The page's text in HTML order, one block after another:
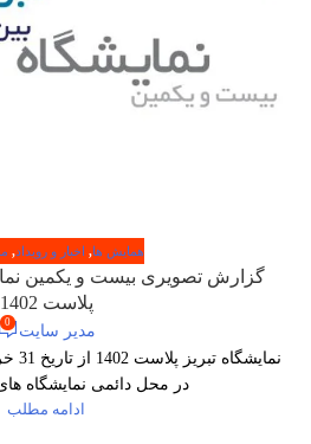
همایش ها, اخبار و رویداد,
گزارش تصویری بیست و یکمین
پلاست 1402
مدیر سایت 0
در محل دائمی نمایشگاه
ادامه مطلب